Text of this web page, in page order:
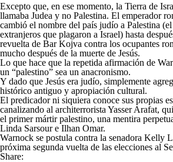
Excepto que, en ese momento, la Tierra de
llamaba Judea y no Palestina. El emperador
cambió el nombre del país judío a Palestina
extranjeros que plagaron a Israel) hasta
revuelta de Bar Kojva contra los ocupantes
mucho después de la muerte de Jesús.
Lo que hace que la repetida afirmación de
un “palestino” sea un anacronismo.
Y dado que Jesús era judío, simplemente
histórico antiguo y apropiación cultural.
El predicador ni siquiera conoce sus propias
canalizando al architerrorista Yasser Arafat,
el primer mártir palestino, una mentira
Linda Sarsour e Ilhan Omar.
Warnock se postula contra la senadora Kelly
próxima segunda vuelta de las elecciones al
Share: